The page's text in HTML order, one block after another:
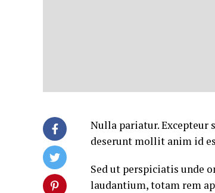
Nulla pariatur. Excepteur
deserunt mollit anim id
Sed ut perspiciatis unde
laudantium, totam rem